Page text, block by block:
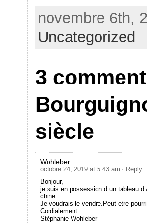
novembre 6th,
Uncategorized
3
siècle
Wohleber
octobre 24, 2019 at 5:43 am · Reply
Bonjour,
je suis en possession d un tableau d
chine.
Je voudrais le vendre.Peut etre
Cordialement
Stéphanie Wohleber